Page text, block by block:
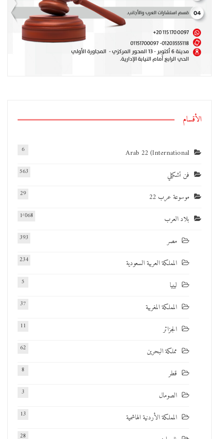
الأقسام
Arab 22 (International
6
فن تشكيلي 563
موسوعة عرب 22 29
بلاد العرب 1٬068
مصر 393
المملكة العربية السعودية 234
ليبيا 5
المملكة المغربية 37
الجزائر 11
مملكة البحرين 62
قطر 8
الصومال 3
المملكة الأردنية الهاشمية 13
28